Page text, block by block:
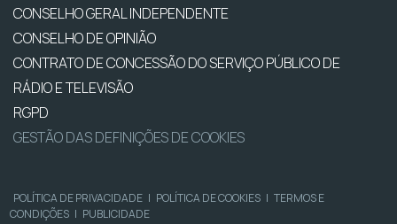
CONSELHO GERAL INDEPENDENTE
CONSELHO DE OPINIÃO
CONTRATO DE CONCESSÃO DO SERVIÇO PÚBLICO DE
RÁDIO E TELEVISÃO
RGPD
GESTÃO DAS DEFINIÇÕES DE COOKIES
POLÍTICA DE PRIVACIDADE | POLÍTICA DE COOKIES | TERMOS E
CONDIÇÕES | PUBLICIDADE